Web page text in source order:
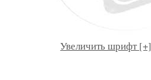
Увеличить шрифт [+]